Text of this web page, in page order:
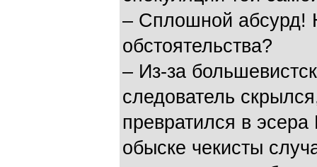
– Сплошной абсурд!
обстоятельства?
– Из-за
следователь
превратился в
обыске чекисты